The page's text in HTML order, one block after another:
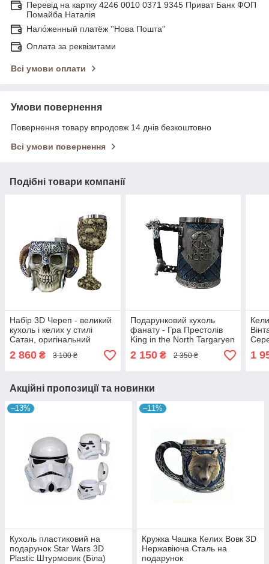
Перевід на картку 4246 0010 0371 9345 Приват Банк ФОП
Помайба Наталія
Нало́женный платёж ''Нова Пошта''
Оплата за реквізитами
Всі умови оплати
Умови повернення
Повернення товару впродовж 14 днів безкоштовно
Всі умови повернення
Подібні товари компанії
Набір 3D Череп - великий
кухоль і келих у стилі
Сатан, оригінальний
подарунок
2 860 ₴ 3 100 ₴
Подарунковий кухоль
фанату - Гра Престолів
King in the North Targaryen
3D Король Півночі
2 150₴ 2 350 ₴ 1
Акційні пропозиції та новинки
–13%
Кухоль пластиковий на
подарунок Star Wars 3D
Plastic Штурмовик (Біла)
–11%
Кружка Чашка Келих Вовк 3D
Нержавіюча Сталь на
подарунок